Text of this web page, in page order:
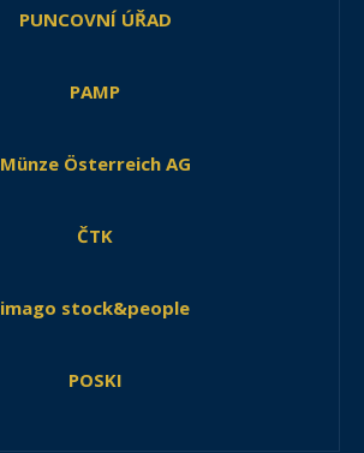
PUNCOVNÍ ÚŘAD
PAMP
Münze Österreich AG
ČTK
imago stock&people
POSKI